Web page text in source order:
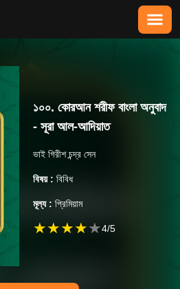
১০০. কোরআন শরীফ বাংলা অনুবাদ
- সূরা আল-আদিয়াত
ভাই গিরীশ চন্দ্র সেন
বিষয় : বিবিধ
মূল্য : প্রিমিয়াম
★★★★★4/5